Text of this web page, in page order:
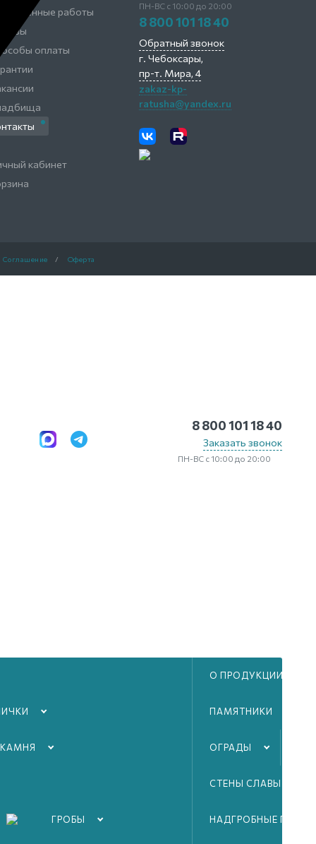
8 800 101 18 40
Заказать звонок
ПН-ВС с 10:00 до 20:00
ГРОБЫ
О ПРОДУКЦИИ
ПАМЯТНИКИ
ОГРАДЫ
СТЕНЫ СЛАВЫ ВОВ
НАДГРОБНЫЕ ПЛИТЫ
работы
оплаты
кабинет
ПН-ВС с 10:00 до 20:00
8 800 101 18 40
Обратный звонок
г. Чебоксары,
пр-т. Мира, 4
zakaz-kp-
ratusha@yandex.ru
Соглашение / Оферта